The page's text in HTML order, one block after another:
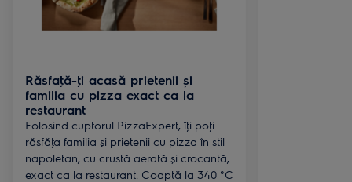
Răsfaţă-ţi acasă prietenii și
familia cu pizza exact ca la
restaurant
Folosind cuptorul PizzaExpert, îţi poţi
răsfăţa familia și prietenii cu pizza în stil
napoletan, cu crustă aerată și crocantă,
exact ca la restaurant. Coaptă la 340 °C